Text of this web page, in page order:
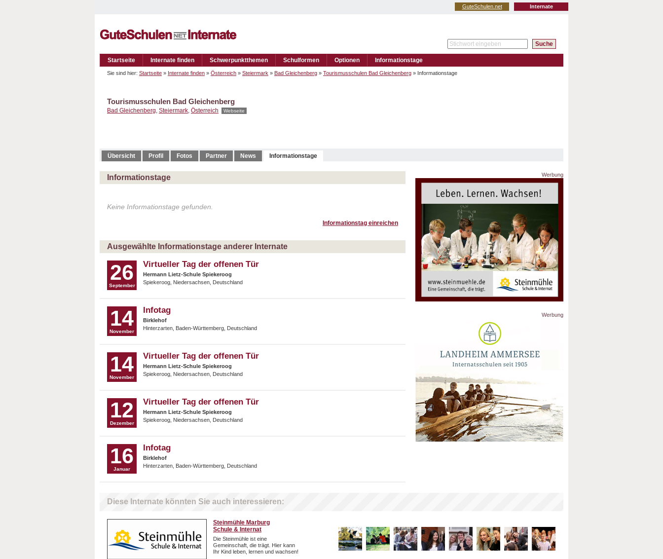
Internate
GuteSchulen.net
Startseite Internate finden Schwerpunktthemen Schulformen Optionen Informationstage
Sie sind hier: Startseite » Internate finden » Österreich » Steiermark » Bad Gleichenberg » Tourismusschulen Bad Gleichenberg » Informationstage
Tourismusschulen Bad Gleichenberg
Bad Gleichenberg, Steiermark, Österreich Webseite
Übersicht Profil Fotos Partner News Informationstage
Informationstage
Keine Informationstage gefunden.
Informationstag einreichen
Ausgewählte Informationstage anderer Internate
26
September
Virtueller Tag der offenen Tür
Hermann Lietz-Schule Spiekeroog
Spiekeroog, Niedersachsen, Deutschland
14
November
Infotag
Birklehof
Hinterzarten, Baden-Württemberg, Deutschland
14
November
Virtueller Tag der offenen Tür
Hermann Lietz-Schule Spiekeroog
Spiekeroog, Niedersachsen, Deutschland
12
Dezember
Virtueller Tag der offenen Tür
Hermann Lietz-Schule Spiekeroog
Spiekeroog, Niedersachsen, Deutschland
16
Januar
Infotag
Birklehof
Hinterzarten, Baden-Württemberg, Deutschland
Werbung
Werbung
Diese Internate könnten Sie auch interessieren:
Steinmühle Marburg
Schule & Internat
Die Steinmühle ist eine
Gemeinschaft, die trägt. Hier kann
Ihr Kind leben, lernen und wachsen!